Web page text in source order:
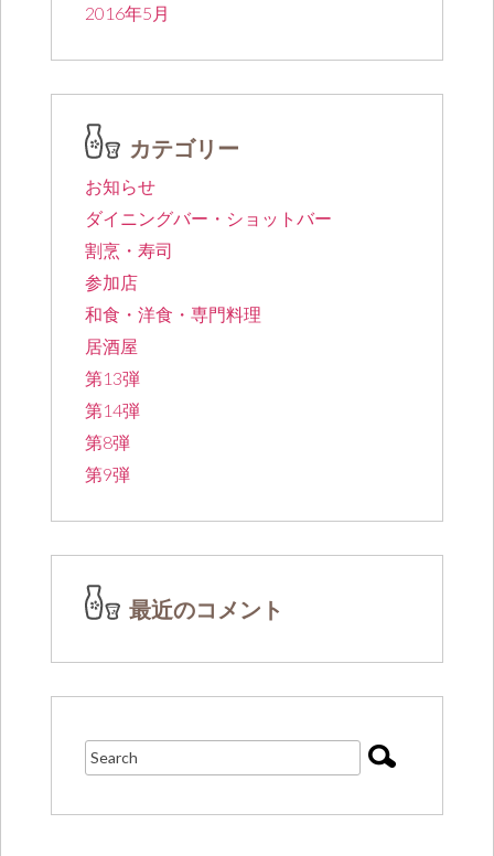
2016年5月
カテゴリー
お知らせ
ダイニングバー・ショットバー
割烹・寿司
参加店
和食・洋食・専門料理
居酒屋
第13弾
第14弾
第8弾
第9弾
最近のコメント